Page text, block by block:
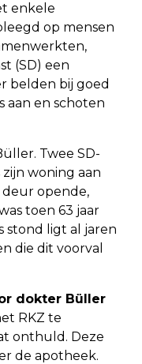
enkele
op mensen
(SD) een
belden bij goed
aan en schoten
Twee SD-
woning aan
deur opende,
toen 63 jaar
stond ligt al jaren
die dit voorval
dokter Büller
RKZ te
onthuld. Deze
de apotheek.